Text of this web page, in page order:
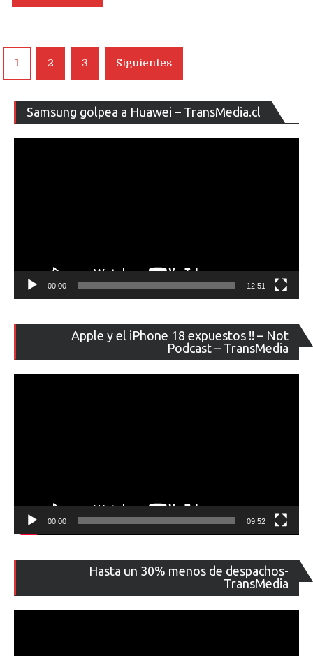
y
7Pro
junto
Navegación
de
entradas
1 2 3 Siguientes
Samsung golpea a Huawei – TransMedia.cl
de
00:00 12:51
Apple y el iPhone 18 expuestos !! – Not
Podcast – TransMedia
de
00:00 09:52
Hasta un 30% menos de despachos-
TransMedia
de